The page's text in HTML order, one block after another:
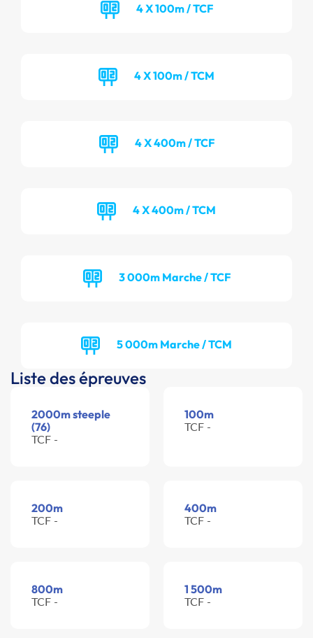
4 X 100m / TCF
4 X 100m / TCM
4 X 400m / TCF
4 X 400m / TCM
3 000m Marche / TCF
5 000m Marche / TCM
Liste des épreuves
2000m steeple
(76)
TCF -
100m
TCF -
200m
TCF -
400m
TCF -
800m
TCF -
1 500m
TCF -